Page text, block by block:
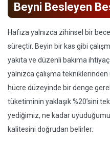
Beyni Besleyen
Hafıza yalnızca zihinsel bir
süreçtir. Beyin bir kas gibi
yakıta ve düzenli bakıma
yalnızca çalışma
hücre düzeyinde bir denge
tüketiminin yaklaşık %20’sini
yediğimiz, ne kadar
kalitesini doğrudan belirler.